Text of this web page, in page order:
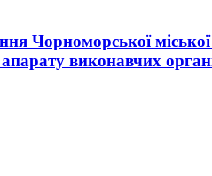
Чорноморської
виконавчих